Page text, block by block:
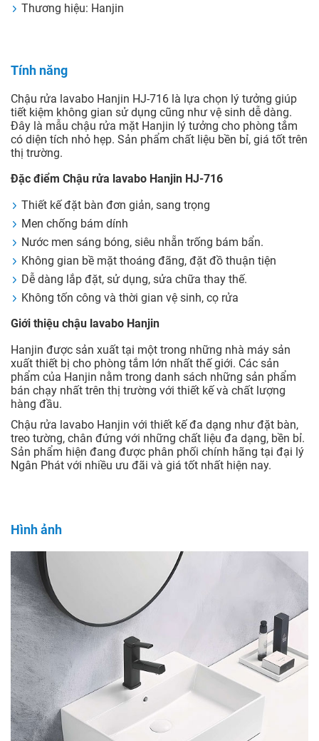
Thương hiệu: Hanjin
Tính năng
Chậu rửa lavabo Hanjin HJ-716 là lựa chọn lý tưởng giúp
tiết kiệm không gian sử dụng cũng như vệ sinh dễ dàng.
Đây là mẫu chậu rửa mặt Hanjin lý tưởng cho phòng tắm
có diện tích nhỏ hẹp. Sản phẩm chất liệu bền bỉ, giá tốt trên
thị trường.
Đặc điểm Chậu rửa lavabo Hanjin HJ-716
Thiết kế đặt bàn đơn giản, sang trọng
Men chống bám dính
Nước men sáng bóng, siêu nhẵn trống bám bẩn.
Không gian bề mặt thoáng đãng, đặt đồ thuận tiện
Dễ dàng lắp đặt, sử dụng, sửa chữa thay thế.
Không tốn công và thời gian vệ sinh, cọ rửa
Giới thiệu chậu lavabo Hanjin
Hanjin được sản xuất tại một trong những nhà máy sản
xuất thiết bị cho phòng tắm lớn nhất thế giới. Các sản
phẩm của Hanjin nằm trong danh sách những sản phẩm
bán chạy nhất trên thị trường với thiết kế và chất lượng
hàng đầu.
Chậu rửa lavabo Hanjin với thiết kế đa dạng như đặt bàn,
treo tường, chân đứng với những chất liệu đa dạng, bền bỉ.
Sản phẩm hiện đang được phân phối chính hãng tại đại lý
Ngân Phát với nhiều ưu đãi và giá tốt nhất hiện nay.
Hình ảnh